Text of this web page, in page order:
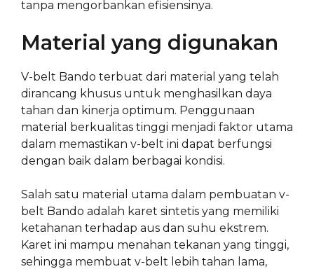
tanpa mengorbankan efisiensinya.
Material yang digunakan
V-belt Bando terbuat dari material yang telah
dirancang khusus untuk menghasilkan daya
tahan dan kinerja optimum. Penggunaan
material berkualitas tinggi menjadi faktor utama
dalam memastikan v-belt ini dapat berfungsi
dengan baik dalam berbagai kondisi.
Salah satu material utama dalam pembuatan v-
belt Bando adalah karet sintetis yang memiliki
ketahanan terhadap aus dan suhu ekstrem.
Karet ini mampu menahan tekanan yang tinggi,
sehingga membuat v-belt lebih tahan lama,